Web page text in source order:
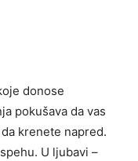
donose
pokušava da vas
krenete napred.
U ljubavi –